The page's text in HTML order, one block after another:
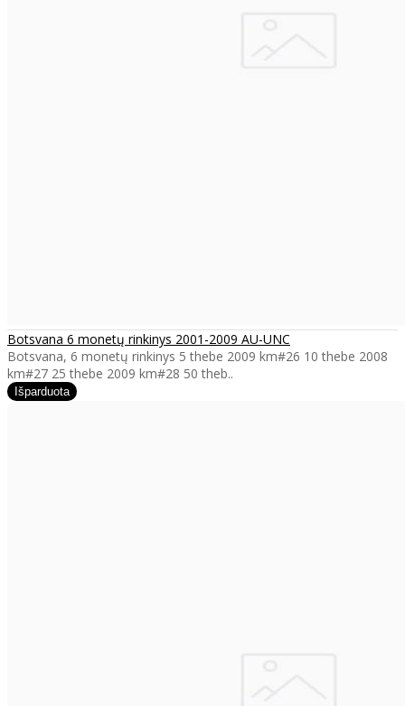
Botsvana 6 monetų rinkinys 2001-2009 AU-UNC
Botsvana, 6 monetų rinkinys 5 thebe 2009 km#26 10 thebe 2008
km#27 25 thebe 2009 km#28 50 theb..